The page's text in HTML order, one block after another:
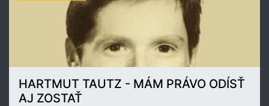
HARTMUT TAUTZ - MÁM PRÁVO ODÍSŤ
AJ ZOSTAŤ